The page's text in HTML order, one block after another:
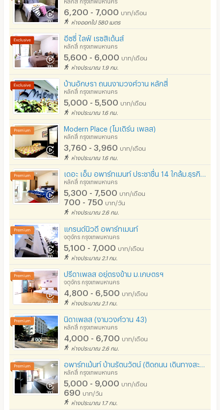
อนุญาตให้เลี้ยงสัตว์
อนุญาตให้สูบบุหรี่ในห้องพัก
โทรศัพท์สายตรง
ที่จอดรถ
ที่จอดรถมอเตอร์ไซด์/จักรยาน
ลิฟต์
สระว่ายน้ำ
โรงยิม / ฟิตเนส
เคเบิลทีวี / ดาวเทียม
มีระบบรักษาความปลอดภัย (keycard)
กล้องวงจรปิด (CCTV)
รปภ.
ร้านขายอาหาร
ร้านค้า สะดวกซื้อ
ร้านทำผม-เสริมสวย
สถานี charge รถไฟฟ้า
6,200 - 7,000 บาท/เดือน
ห่างออกไป 580 เมตร
อีซซี่ ไลฟ์ เรซสิเด้นส์
หลักสี่ กรุงเทพมหานคร
5,600 - 6,000 บาท/เดือน
ห่างประมาณ 1.9 กม.
บ้านอักษรา ถนนงามวงศ์วาน หลักสี่
หลักสี่ กรุงเทพมหานคร
5,000 - 5,500 บาท/เดือน
ห่างประมาณ 1.6 กม.
Modern Place (โมเดิร์น เพลส)
หลักสี่ กรุงเทพมหานคร
3,760 - 3,960 บาท/เดือน
ห่างประมาณ 1.6 กม.
หลักสี่ กรุงเทพมหานคร
5,300 - 7,500 บาท/เดือน
700 - 750 บาท/วัน
ห่างประมาณ 2.6 กม.
แกรนด์นิวดี อพาร์ทเมนท์
จตุจักร กรุงเทพมหานคร
5,100 - 7,000 บาท/เดือน
ห่างประมาณ 2.1 กม.
ปรีดาเพลส อยู่ตรงข้าม ม.เกษตรฯ
จตุจักร กรุงเทพมหานคร
4,800 - 6,500 บาท/เดือน
ห่างประมาณ 2.1 กม.
นิดาเพลส (งามวงศ์วาน 43)
หลักสี่ กรุงเทพมหานคร
4,000 - 6,700 บาท/เดือน
ห่างประมาณ 2.6 กม.
หลักสี่ กรุงเทพมหานคร
5,000 - 9,000 บาท/เดือน
690 บาท/วัน
ห่างประมาณ 1.7 กม.